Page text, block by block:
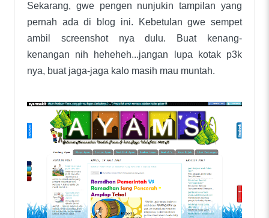
Sekarang, gwe pengen nunjukin tampilan yang
pernah ada di blog ini. Kebetulan gwe sempet
ambil screenshot nya dulu. Buat kenang-
kenangan nih heheheh...jangan lupa kotak p3k
nya, buat jaga-jaga kalo masih mau muntah.